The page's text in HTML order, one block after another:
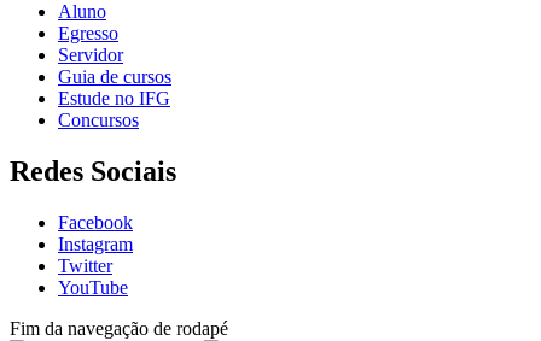
Aluno
Egresso
Servidor
Guia de cursos
Estude no IFG
Concursos
Redes Sociais
Facebook
Instagram
Twitter
YouTube
Fim da navegação de rodapé